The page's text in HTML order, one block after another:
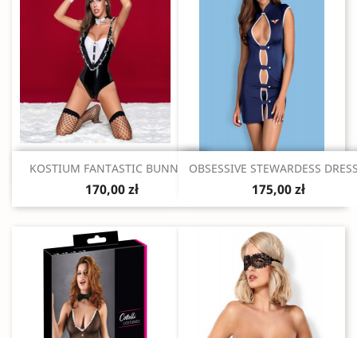
Szybki podgląd
KOSTIUM FANTASTIC BUNNY...
170,00 zł
Szybki podgląd
OBSESSIVE STEWARDESS
175,00 zł